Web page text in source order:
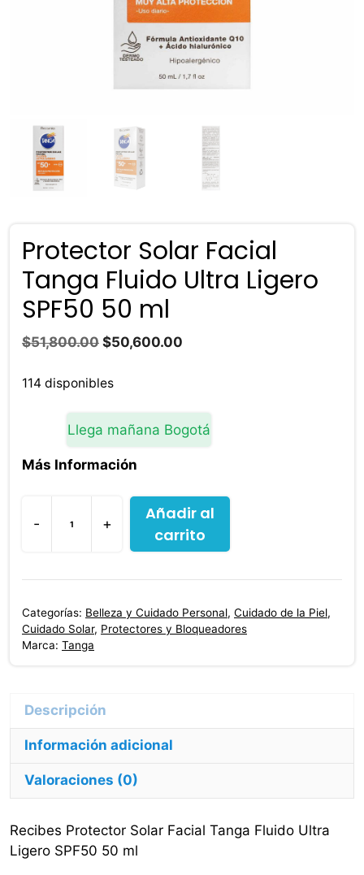
Protector Solar Facial
Tanga Fluido Ultra Ligero
SPF50 50 ml
$51,800.00 El
original
$51,800.00.
$50,600.00
$50,600.00.
114 disponibles
Llega mañana Bogotá
Más Información
-
Protector
Solar
Facial
Fluido
ml
cantidad
+
Añadir al
carrito
Categorías: Belleza y Cuidado Personal, Cuidado de la Piel,
Cuidado Solar, Protectores y Bloqueadores
Marca: Tanga
Información adicional
Valoraciones (0)
Recibes Protector Solar Facial Tanga Fluido Ultra
Ligero SPF50 50 ml